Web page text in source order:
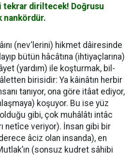
diriltecek! Doğrusu
nankördür.
(nev‘lerini) hikmet dâiresinde
bütün hâcâtına (ihtiyaçlarına)
(yardım) ile koşturmak, bil-
birisidir: Ya kâinâtın herbir
tanıyor, ona göre itâat ediyor,
koşuyor. Bu ise yüz
gibi, çok muhâlâtı intâc
netîce veriyor). İnsan gibi bir
âciz olan insanda), en
(sonsuz kudret sâhibi